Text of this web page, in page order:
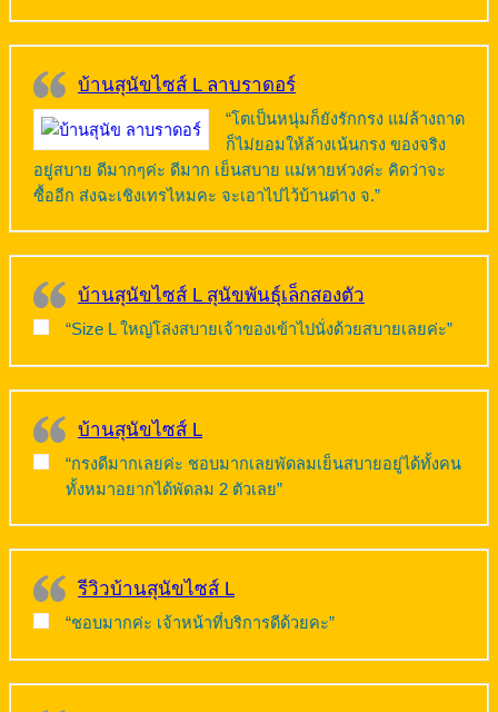
บ้านสุนัขไซส์ L ลาบราดอร์
“โตเป็นหนุ่มก็ยังรักกรง แม่ล้างถาด
ก็ไม่ยอมให้ล้างเน้นกรง ของจริง
อยู่สบาย ดีมากๆค่ะ ดีมาก เย็นสบาย แม่หายห่วงค่ะ คิดว่าจะ
ซื้ออีก ส่งฉะเชิงเทรไหมคะ จะเอาไปไว้บ้านต่าง จ.”
บ้านสุนัขไซส์ L สุนัขพันธุ์เล็กสองตัว
“Size L ใหญ่โล่งสบายเจ้าของเข้าไปนั่งด้วยสบายเลยค่ะ”
บ้านสุนัขไซส์ L
“กรงดีมากเลยค่ะ ชอบมากเลยพัดลมเย็นสบายอยู่ได้ทั้งคน
ทั้งหมาอยากได้พัดลม 2 ตัวเลย”
รีวิวบ้านสุนัขไซส์ L
“ชอบมากค่ะ เจ้าหน้าที่บริการดีด้วยคะ”